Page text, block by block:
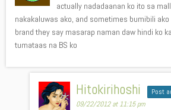
actually nadadaanan ko ito sa
nakakaluwas ako, and sometimes bumibili
brand they say masarap naman daw hindi ko
tumataas na BS ko
Hitokirihoshi Post
09/22/2012 at 11:15 pm